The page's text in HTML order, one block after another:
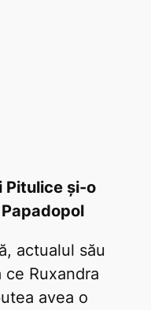
Pitulice și-o
actualul său
Ruxandra
avea o